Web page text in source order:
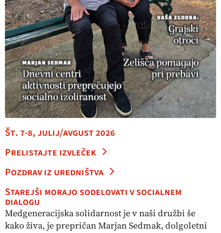
Št. 7-8, julij/avgust 2026
Prelistajte izvleček
Pozdrav iz uredništva
Starejši morajo sodelovati v socialnem
dialogu
Medgeneracijska solidarnost je v naši družbi še
kako živa, je prepričan Marjan Sedmak, dolgoletni